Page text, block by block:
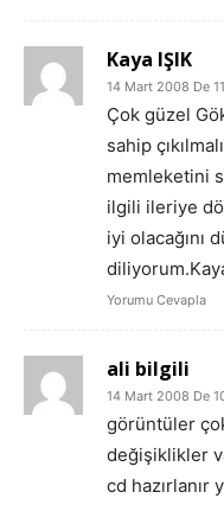
Kaya IŞIK
14 Mart 2008 De
Çok güzel
sahip
memleketini
ilgili ileriye
iyi olacağını
Yorumu Cevapla
ali bilgili
14 Mart 2008 De
görüntüler
değişiklikler
cd